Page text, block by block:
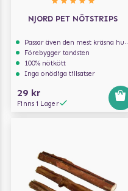
NJORD PET NÖTSTRIPS
Passar även den mest kräsna hunden
Förebygger tandsten
100% nötkött
Inga onödiga tillsatser
29 kr
Finns i Lager